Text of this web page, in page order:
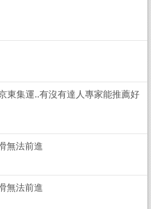
東集運..有沒有達人專家能推薦好
無法前進
無法前進